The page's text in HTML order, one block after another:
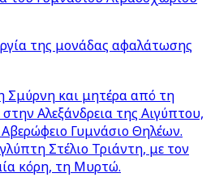
της μονάδας αφαλάτωσης
Σμύρνη και μητέρα από τη
Αλεξάνδρεια της Αιγύπτου,
Γυμνάσιο Θηλέων.
Στέλιο Τριάντη, με τον
κόρη, τη Μυρτώ.